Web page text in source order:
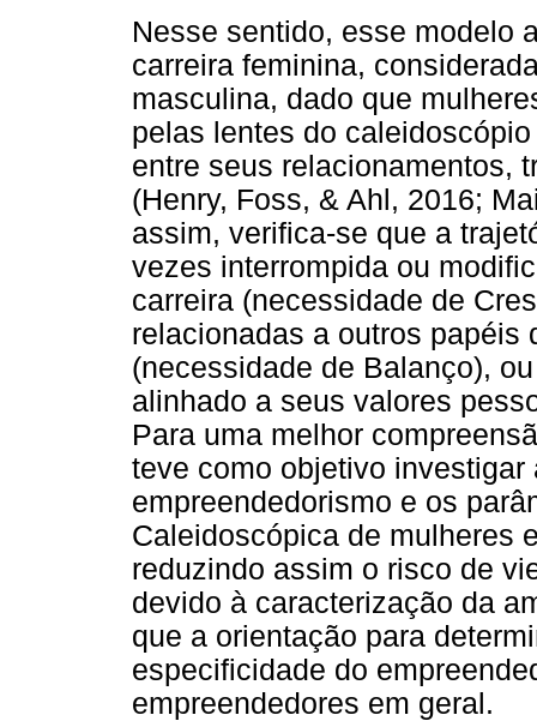
Nesse sentido, esse modelo
carreira feminina,
masculina, dado que
pelas lentes do
entre seus relacionamentos,
(Henry, Foss, & Ahl, 2016;
assim, verifica-se que a
vezes interrompida ou
carreira (necessidade de
relacionadas a outros papéis
(necessidade de Balanço),
alinhado a seus valores
Para uma melhor
teve como objetivo
empreendedorismo e os
Caleidoscópica de mulheres
reduzindo assim o risco de
devido à caracterização da
que a orientação para
especificidade do
empreendedores em geral.